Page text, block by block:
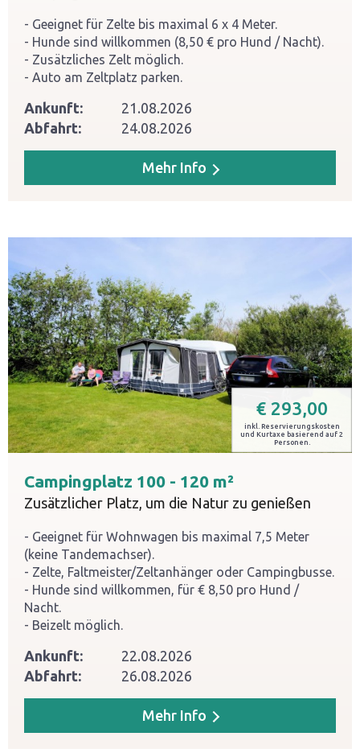
€ 293,00
inkl. Reservierungskosten
und Kurtaxe basierend auf 2
Personen.
Campingplatz 100 - 120 m²
Zusätzlicher Platz, um die Natur zu genießen
Geeignet für Wohnwagen bis maximal 7,5 Meter
(keine Tandemachser).
Zelte, Faltmeister/Zeltanhänger oder Campingbusse.
Hunde sind willkommen, für € 8,50 pro Hund /
Nacht.
Beizelt möglich.
Ankunft:
22.08.2026
Abfahrt:
26.08.2026
Mehr Info
Geeignet für Zelte bis maximal 6 x 4 Meter.
Hunde sind willkommen (8,50 € pro Hund / Nacht).
Zusätzliches Zelt möglich.
Auto am Zeltplatz parken.
Ankunft:
21.08.2026
Abfahrt:
24.08.2026
Mehr Info